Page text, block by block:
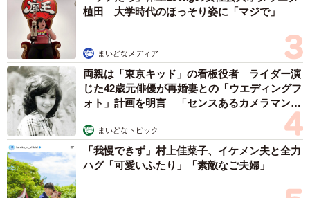
3/5
今回提供された機内食／Hosophotoさん提供
「まさしく“いままで飛行機から見た景色で一番”の絶景でし
植田 大学時代のほっそり姿に「マジで」
まいどなメディア
両親は「東京キッド」の看板役者 ライダー演
じた42歳元俳優が再婚妻との「ウエディングフ
ォト」計画を明言 「センスあるカメラマン求
まいどなトピック
「我慢できず」村上佳菜子、イケメン夫と全力
ハグ「可愛いふたり」「素敵なご夫婦」